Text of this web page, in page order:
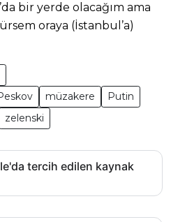
bir yerde olacağım ama
oraya (İstanbul’a)
müzakere
Putin
zelenski
tercih edilen kaynak